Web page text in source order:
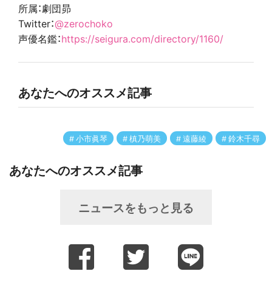
所属：劇団昴
Twitter：@zerochoko
声優名鑑：https://seigura.com/directory/1160/
あなたへのオススメ記事
小市眞琴 槙乃萌美 遠藤綾 鈴木千尋
あなたへのオススメ記事
ニュースをもっと見る